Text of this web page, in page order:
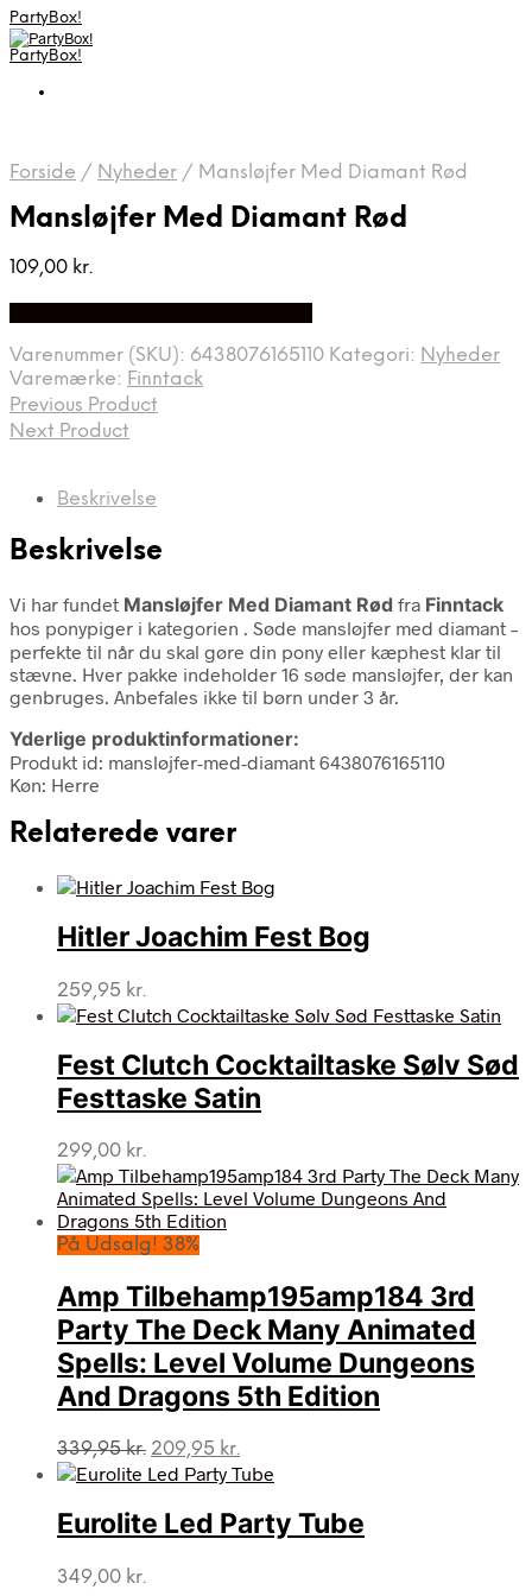
PartyBox!
PartyBox!
Forside / Nyheder / Mansløjfer Med Diamant Rød
Mansløjfer Med Diamant Rød
109,00 kr.
Varenummer (SKU): 6438076165110 Kategori: Nyheder
Varemærke: Finntack
Previous Product
Next Product
Beskrivelse
Beskrivelse
Vi har fundet Mansløjfer Med Diamant Rød fra Finntack
hos ponypiger i kategorien . Søde mansløjfer med diamant –
perfekte til når du skal gøre din pony eller kæphest klar til
stævne. Hver pakke indeholder 16 søde mansløjfer, der kan
genbruges. Anbefales ikke til børn under 3 år.
Yderlige produktinformationer:
Produkt id: mansløjfer-med-diamant 6438076165110
Køn: Herre
Relaterede varer
Hitler Joachim Fest Bog
259,95 kr.
Fest Clutch Cocktailtaske Sølv Sød
Festtaske Satin
299,00 kr.
På Udsalg! 38%
Amp Tilbehamp195amp184 3rd
Party The Deck Many Animated
Spells: Level Volume Dungeons
And Dragons 5th Edition
339,95kr. Den
oprindelige
var:
339,95 kr..
209,95 kr.
aktuelle
er:
209,95 kr..
Eurolite Led Party Tube
349,00 kr.